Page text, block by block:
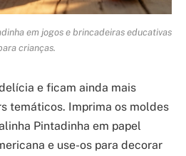
em jogos e brincadeiras educativas
crianças.
e ficam ainda mais
temáticos. Imprima os moldes
Pintadinha em papel
e use-os para decorar